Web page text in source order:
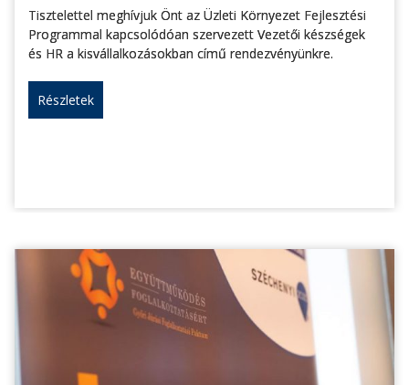
Tisztelettel meghívjuk Önt az Üzleti Környezet Fejlesztési
Programmal kapcsolódóan szervezett Vezetői készségek
és HR a kisvállalkozásokban című rendezvényünkre.
Részletek